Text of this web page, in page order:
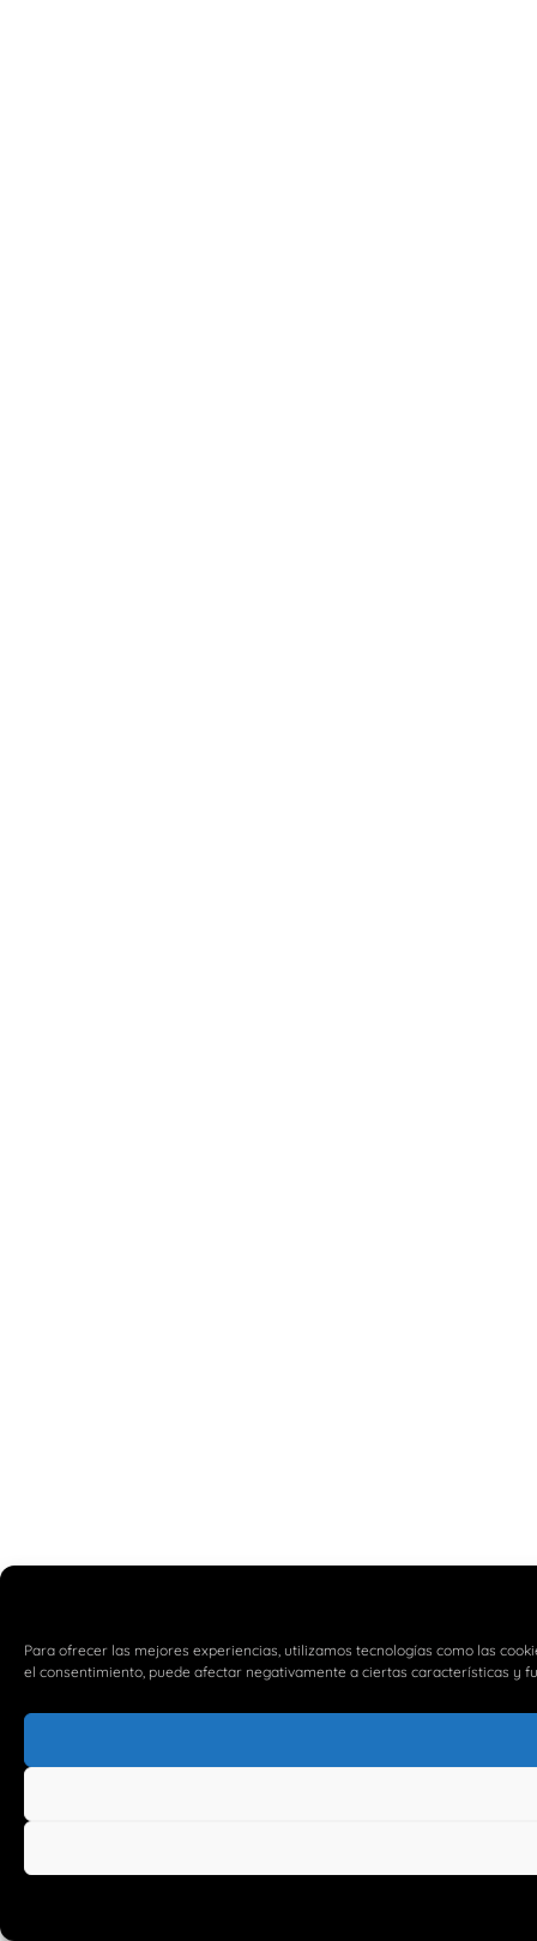
Para ofrecer las mejores experiencias, utilizamos tecnologías como las
el consentimiento, puede afectar negativamente a ciertas características y